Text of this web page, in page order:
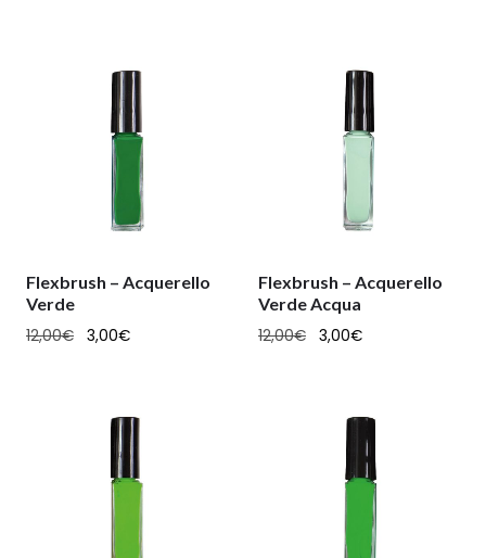
Flexbrush – Acquerello
Verde
12,00€ 3,00€
Flexbrush – Acquerello
Verde Acqua
12,00€ 3,00€